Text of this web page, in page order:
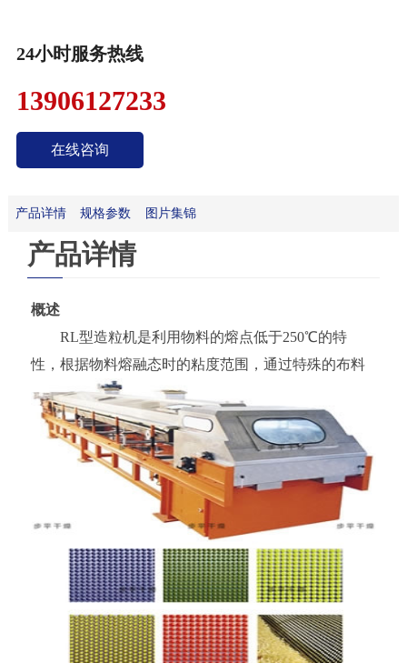
24小时服务热线
13906127233
在线咨询
产品详情 规格参数 图片集锦
产品详情
概述
RL型造粒机是利用物料的熔点低于250℃的特
性，根据物料熔融态时的粘度范围，通过特殊的布料